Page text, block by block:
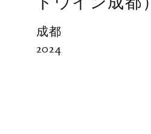
成都
2024